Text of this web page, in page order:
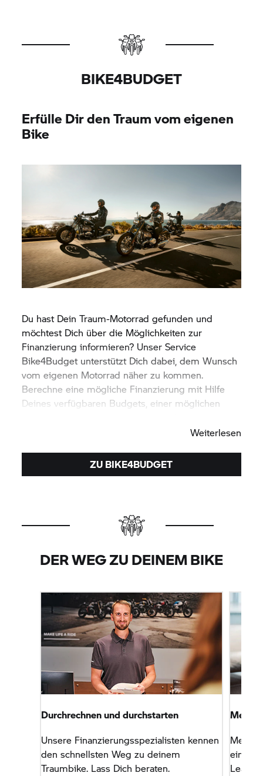
BIKE4BUDGET
Erfülle Dir den Traum vom eigenen
Bike
Du hast Dein Traum-Motorrad gefunden und
möchtest Dich über die Möglichkeiten zur
Finanzierung informieren? Unser Service
Bike4Budget unterstützt Dich dabei, dem Wunsch
vom eigenen Motorrad näher zu kommen.
Berechne eine mögliche Finanzierung mit Hilfe
Deines verfügbaren Budgets, einer möglichen
Weiterlesen
ZU BIKE4BUDGET
DER WEG ZU DEINEM BIKE
Durchrechnen und durchstarten
Unsere Finanzierungsspezialisten kennen
den schnellsten Weg zu deinem
Traumbike. Lass Dich beraten.
Mein
Mein
ein